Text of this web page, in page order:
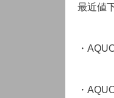
最近値
・
・